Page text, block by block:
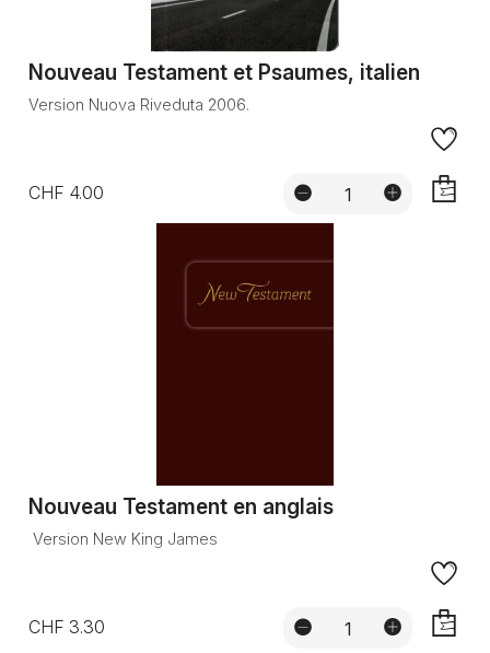
Nouveau Testament et Psaumes, italien
Version Nuova Riveduta 2006.
CHF 4.00
Nouveau Testament en anglais
Version New King James
CHF 3.30